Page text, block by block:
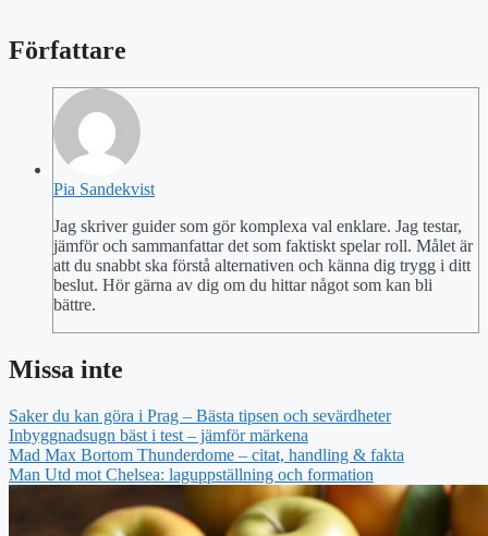
Författare
Pia Sandekvist
Jag skriver guider som gör komplexa val enklare. Jag testar,
jämför och sammanfattar det som faktiskt spelar roll. Målet är
att du snabbt ska förstå alternativen och känna dig trygg i ditt
beslut. Hör gärna av dig om du hittar något som kan bli
bättre.
Missa inte
Saker du kan göra i Prag – Bästa tipsen och sevärdheter
Inbyggnadsugn bäst i test – jämför märkena
Mad Max Bortom Thunderdome – citat, handling & fakta
Man Utd mot Chelsea: laguppställning och formation